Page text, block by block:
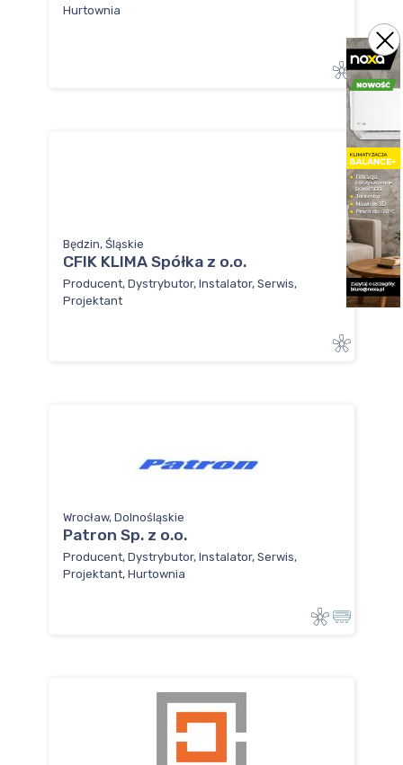
Hurtownia
Będzin, Śląskie
CFIK KLIMA Spółka z o.o.
Producent, Dystrybutor, Instalator, Serwis,
Projektant
Wrocław, Dolnośląskie
Patron Sp. z o.o.
Producent, Dystrybutor, Instalator, Serwis,
Projektant, Hurtownia